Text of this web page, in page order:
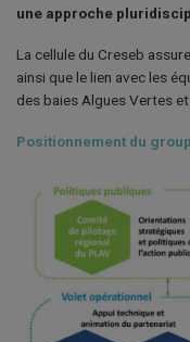
une approche
La cellule du Creseb
ainsi que le lien avec les
des baies Algues Vertes
Positionnement du